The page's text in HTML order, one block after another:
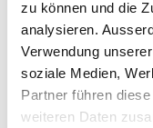
zu können und die
analysieren.
Verwendung
soziale Medien,
Partner führen
weiteren Daten